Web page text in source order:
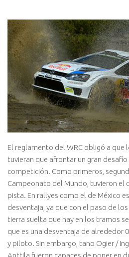
El reglamento del WRC obligó a que
tuvieran que afrontar un gran
competición. Como primeros,
Campeonato del Mundo, tuvieron el
pista. En rallyes como el de México
desventaja, ya que con el paso de
tierra suelta que hay en los tramos
que es una desventaja de alrededor
y piloto. Sin embargo, tano Ogier /